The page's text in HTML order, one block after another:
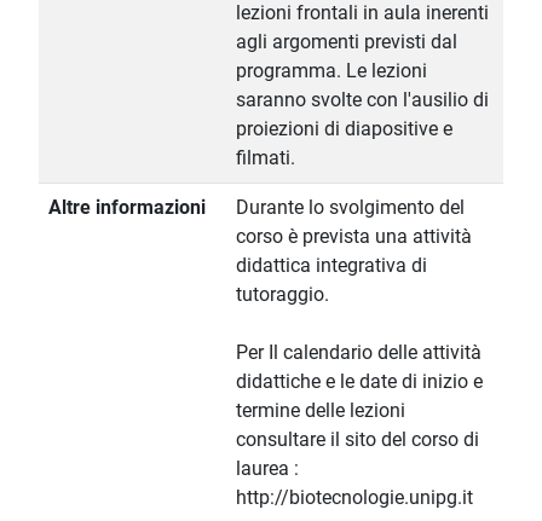
lezioni frontali in aula inerenti
agli argomenti previsti dal
programma. Le lezioni
saranno svolte con l'ausilio di
proiezioni di diapositive e
filmati.
Altre informazioni
Durante lo svolgimento del
corso è prevista una attività
didattica integrativa di
tutoraggio.
Per Il calendario delle attività
didattiche e le date di inizio e
termine delle lezioni
consultare il sito del corso di
laurea :
http://biotecnologie.unipg.it